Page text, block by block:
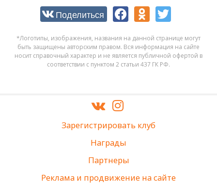
Поделиться
*Логотипы, изображения, названия на данной странице могут
быть защищены авторским правом. Вся информация на сайте
носит справочный характер и не является публичной офертой в
соответствии с пунктом 2 статьи 437 ГК РФ.
Зарегистрировать клуб
Награды
Партнеры
Реклама и продвижение на сайте